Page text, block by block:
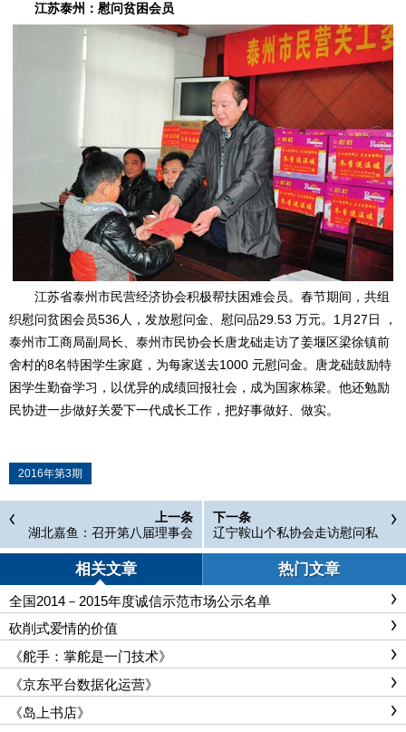
江苏泰州：慰问贫困会员
江苏省泰州市民营经济协会积极帮扶困难会员。春节期间，共组
织慰问贫困会员536人，发放慰问金、慰问品29.53 万元。1月27日 ，
泰州市工商局副局长、泰州市民协会长唐龙础走访了姜堰区梁徐镇前
舍村的8名特困学生家庭，为每家送去1000 元慰问金。唐龙础鼓励特
困学生勤奋学习，以优异的成绩回报社会，成为国家栋梁。他还勉励
民协进一步做好关爱下一代成长工作，把好事做好、做实。
2016年第3期
上一条
湖北嘉鱼：召开第八届理事会
第七次会议
下一条
辽宁鞍山个私协会走访慰问私
营企业家及自主创业大学生
相关文章 热门文章
全国2014－2015年度诚信示范市场公示名单
砍削式爱情的价值
《舵手：掌舵是一门技术》
《京东平台数据化运营》
《岛上书店》